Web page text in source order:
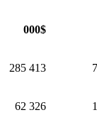
000$
285 413
62 326